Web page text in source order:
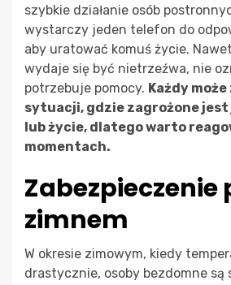
szybkie działanie osób
wystarczy jeden telefon do
aby uratować komuś życie.
wydaje się być nietrzeźwa, nie
potrzebuje pomocy. Każdy
sytuacji, gdzie zagrożone jest
lub życie, dlatego warto
momentach.
Zabezpieczenie
zimnem
W okresie zimowym, kiedy
drastycznie, osoby bezdomne są